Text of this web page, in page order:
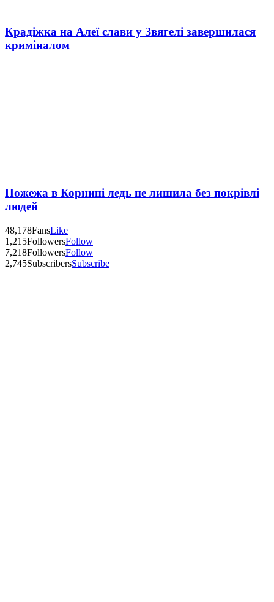
Крадіжка на Алеї слави у Звягелі завершилася
криміналом
Пожежа в Корнині ледь не лишила без покрівлі
людей
48,178FansLike
1,215FollowersFollow
7,218FollowersFollow
2,745SubscribersSubscribe